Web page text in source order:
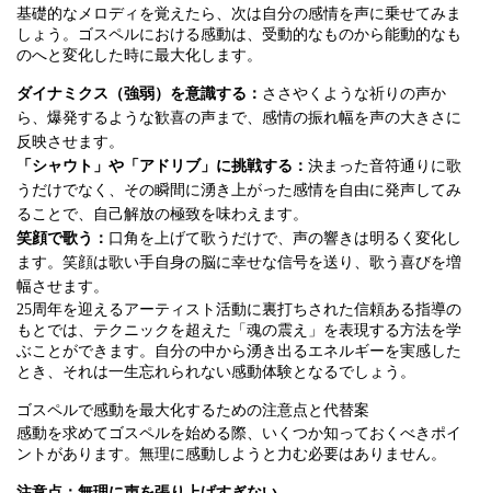
基礎的なメロディを覚えたら、次は自分の感情を声に乗せてみま
しょう。ゴスペルにおける感動は、受動的なものから能動的なも
のへと変化した時に最大化します。
ダイナミクス（強弱）を意識する： ささやくような祈りの声か
ら、爆発するような歓喜の声まで、感情の振れ幅を声の大きさに
反映させます。
「シャウト」や「アドリブ」に挑戦する： 決まった音符通りに歌
うだけでなく、その瞬間に湧き上がった感情を自由に発声してみ
ることで、自己解放の極致を味わえます。
笑顔で歌う： 口角を上げて歌うだけで、声の響きは明るく変化し
ます。笑顔は歌い手自身の脳に幸せな信号を送り、歌う喜びを増
幅させます。
25周年を迎えるアーティスト活動に裏打ちされた信頼ある指導の
もとでは、テクニックを超えた「魂の震え」を表現する方法を学
ぶことができます。自分の中から湧き出るエネルギーを実感した
とき、それは一生忘れられない感動体験となるでしょう。
ゴスペルで感動を最大化するための注意点と代替案
感動を求めてゴスペルを始める際、いくつか知っておくべきポイ
ントがあります。無理に感動しようと力む必要はありません。